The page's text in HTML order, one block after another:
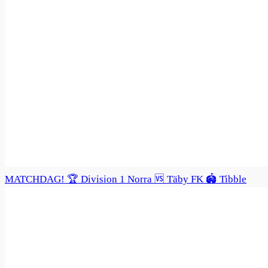
MATCHDAG! 🏆 Division 1 Norra 🆚 Täby FK 🏟️ Tibble